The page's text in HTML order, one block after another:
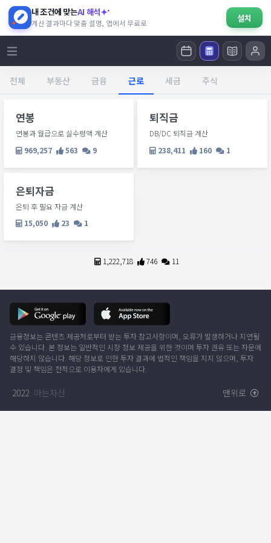
내 조건에 맞는AI 해석
계산 결과마다 맞춤 설명, 앱에서 무료로 설치
전체 부동산 금융 근로 세금 주식
연봉
연봉과 월급으로 실수령액 계산
969,257
563 9
퇴직금
DB/DC 퇴직금 계산
238,411
160 1
은퇴자금
은퇴 후 필요 자금 계산
15,050
23 1
1,222,718 746 11
금융정보는 콘텐츠 제공처로부터 받는 투자 참고사항이며, 오류가 발생하거나 지연될
수 있습니다. 본 정보는 일반적인 시장 정보 제공을 위한 것이며 투자 권유 또는 자문에
해당하지 않습니다. 해당 정보로 인한 투자 결과에 법적인 책임을 지지 않으며, 투자
결정 및 책임은 전적으로 이용자에게 있습니다.
2022 아는자산 맨위로